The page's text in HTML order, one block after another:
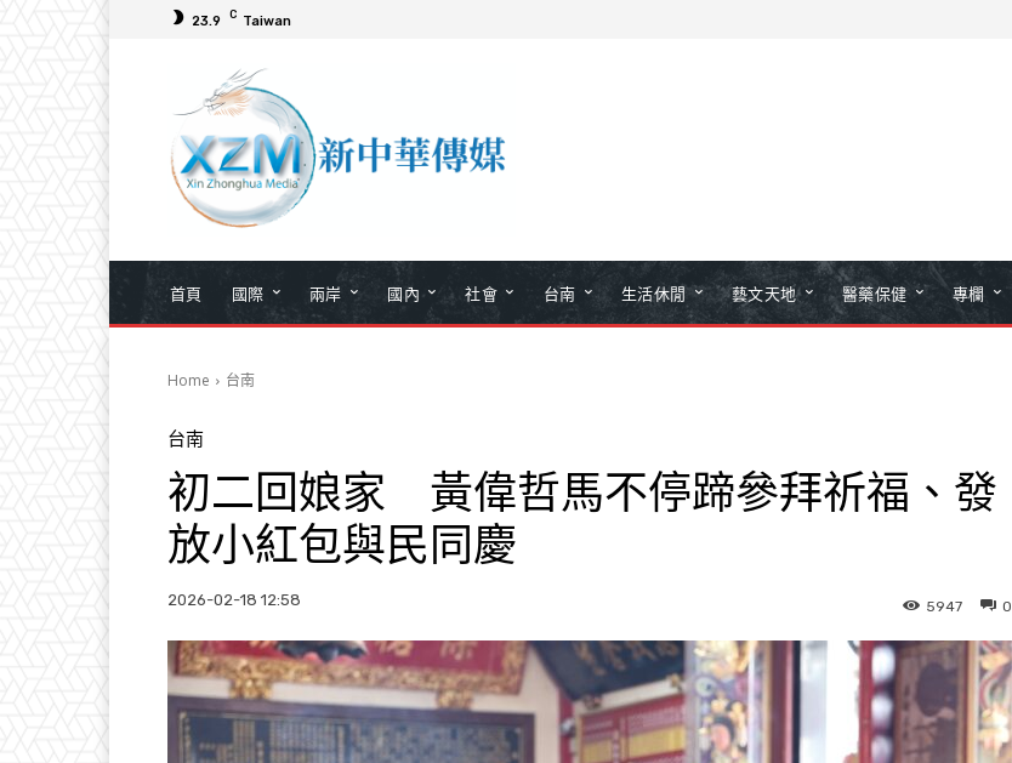
23.9 C Taiwan
首頁 國際 兩岸 國內 社會 台南 生活休閒 藝文天地 醫藥保健 專欄
Home 台南
台南
初二回娘家 黃偉哲馬不停蹄參拜祈福、發
放小紅包與民同慶
2026-02-18 12:58 0
5947